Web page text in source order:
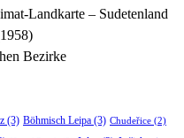
Landkarte – Sudetenland
Bezirke
(3) Böhmisch Leipa (3) Chudeřice (2)